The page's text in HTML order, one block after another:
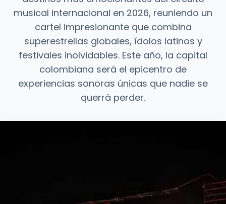
musical internacional en 2026, reuniendo un
cartel impresionante que combina
superestrellas globales, ídolos latinos y
festivales inolvidables. Este año, la capital
colombiana será el epicentro de
experiencias sonoras únicas que nadie se
querrá perder.